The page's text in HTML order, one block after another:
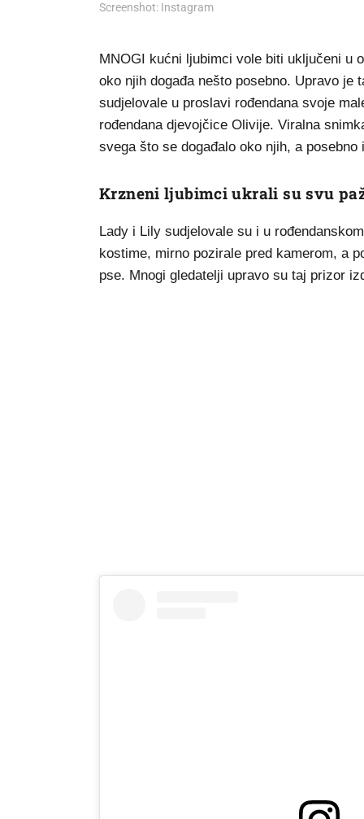
Screenshot: Instagram
MNOGI kućni ljubimci vole biti uključeni u
oko njih događa nešto posebno. Upravo
sudjelovale u proslavi rođendana svoje
rođendana djevojčice Olivije. Viralna
svega što se događalo oko njih, a
Krzneni ljubimci ukrali su svu
Lady i Lily sudjelovale su i u
kostime, mirno pozirale pred kamerom, a
pse. Mnogi gledatelji upravo su taj prizor